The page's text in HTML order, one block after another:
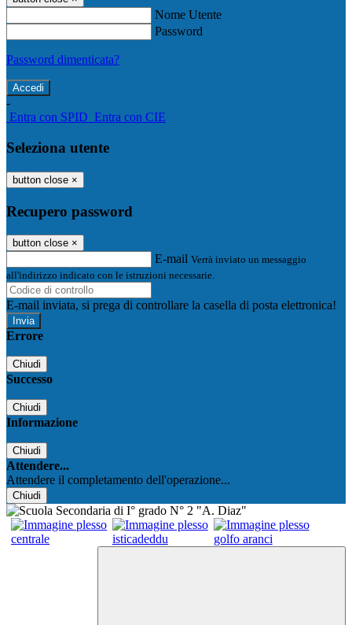
Nome Utente
Password
Password dimenticata?
-
Entra con SPID Entra con CIE
Seleziona utente
button close ×
Recupero password
button close ×
E-mail Verrà inviato un messaggio
all'indirizzo indicato con le istruzioni necessarie.
E-mail inviata, si prega di controllare la casella di posta elettronica!
Errore
Chiudi
Successo
Chiudi
Informazione
Chiudi
Attendere...
Attendere il completamento dell'operazione...
Chiudi